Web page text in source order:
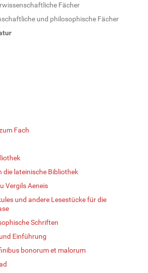
Fächer
und philosophische Fächer
Fach
die lateinische Bibliothek
Vergils Aeneis
und andere Lesestücke für die
Schriften
Einführung
bonorum et malorum